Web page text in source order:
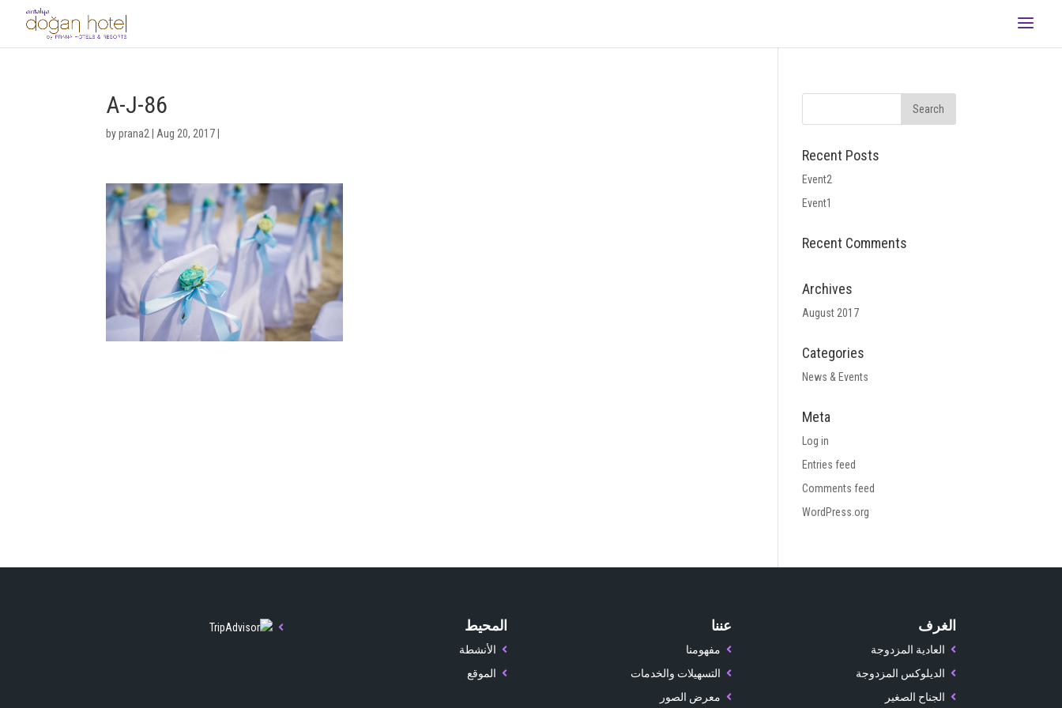
A-J-86
byprana2 Aug 20, 2017
Recent Posts
Event2
Event1
Recent Comments
Archives
August 2017
Categories
News & Events
Meta
Log in
Entries feed
Comments feed
WordPress.org
الغرف
العادية المزدوجة
الديلوكس المزدوجة
الجناح الصغير
عننا
مفهومنا
التسهيلات والخدمات
معرض الصور
المحيط
الأنشطة
الموقع